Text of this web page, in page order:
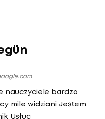
nauczyciele bardzo
mile widziani Jestem
Usług